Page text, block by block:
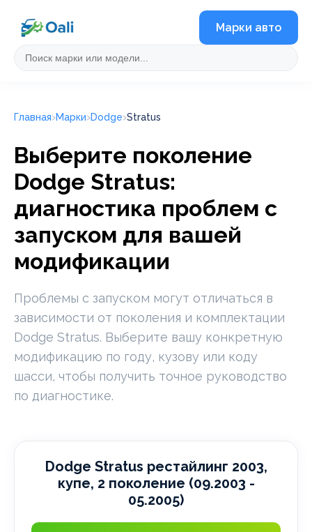
Марки авто
Главная Марки Dodge Stratus
Выберите поколение
Dodge Stratus:
диагностика проблем с
запуском для вашей
модификации
Проблемы с запуском могут отличаться в
зависимости от поколения и комплектации
Dodge Stratus. Выберите вашу конкретную
модификацию по году, кузову или коду
шасси, чтобы получить точное руководство
по диагностике.
Dodge Stratus рестайлинг 2003,
купе, 2 поколение (09.2003 -
05.2005)